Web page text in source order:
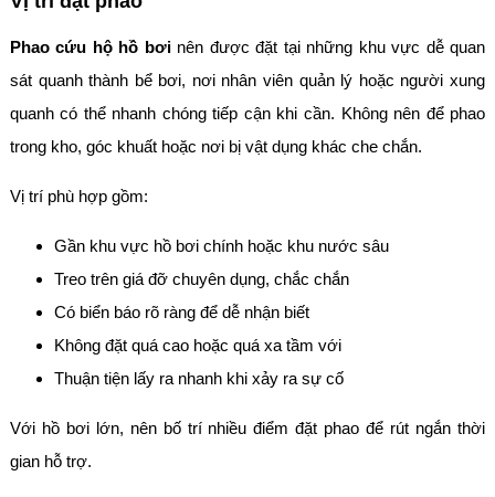
Phao cứu hộ hồ bơinên được đặt tại những khu vực dễ quan
sát quanh thành bể bơi, nơi nhân viên quản lý hoặc người xung
quanh có thể nhanh chóng tiếp cận khi cần. Không nên để phao
trong kho, góc khuất hoặc nơi bị vật dụng khác che chắn.
Vị trí phù hợp gồm:
Gần khu vực hồ bơi chính hoặc khu nước sâu
Treo trên giá đỡ chuyên dụng, chắc chắn
Có biển báo rõ ràng để dễ nhận biết
Không đặt quá cao hoặc quá xa tầm với
Thuận tiện lấy ra nhanh khi xảy ra sự cố
Với hồ bơi lớn, nên bố trí nhiều điểm đặt phao để rút ngắn thời
gian hỗ trợ.